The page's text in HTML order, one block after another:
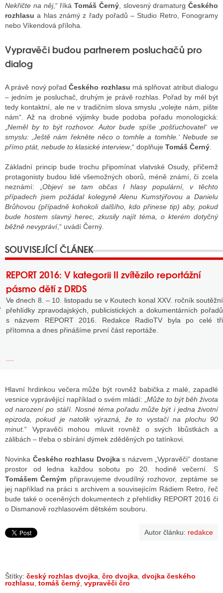
RÁDIA
STRÁNKY RÁDIÍ
STRÁNKY TV
TISK
STÁT BLOGEREM
BLOGERA
DISKUTÉRA NA RADIOTV
STARŠÍCH DISKUZÍ
Nekřičte na něj,“ říká Tomáš Černý, slovesný dramaturg Českého
rozhlasu a hlas známý z řady pořadů – Studio Retro, Fonogramy
nebo Víkendová příloha.
Vypravěči budou partnerem posluchačů pro
dialog
A právě nový pořadČeského rozhlasu má splňovat atribut dialogu
– jedním je posluchač, druhým je právě rozhlas. Pořad by měl být
tedy kontaktní, ale ne v tradičním slova smyslu „volejte nám, pište
nám“. Až na drobné výjimky bude podoba pořadu monologická:
Neměl by to být rozhovor. Autor bude spíše ‚pošťuchovatel‘ ve
smyslu: ‚Ještě nám řekněte něco o tomhle a tomhle.‘ Nebude se
přímo ptát, nebude to klasické interview,“ doplňuje Tomáš Černý
Základní princip bude trochu připomínat vlatvské Osudy, přičemž
protagonisty budou lidé všemožných oborů, méně známí, či zcela
neznámí: „ Objeví se tam občas I hlasy populární, v těchto
případech jsem požádal kolegyně Alenu Kumstýřovou a Danielu
Brůhovou (případně kohokoli dalšího, kdo přinese tip) aby, pokud
bude hostem slavný herec, zkusily najít téma, o kterém dotyčný
běžně nevypráví,“ uvádí Černý.
REPORT 2016: V kategorii II zvítězilo reportážní
pásmo dětí z DRDS
Ve dnech 8. – 10. listopadu se v Koutech konal XXV. ročník soutěžní
přehlídky zpravodajských, publicistických a dokumentárních pořadů
s názvem REPORT 2016. Redakce RadioTV byla po celé tři
přítomna a dnes přinášíme první část reportáže.
Hlavní hrdinkou večera může být rovněž babička z malé, zapadlé
vesnice vyprávějící například o svém mládí: „ Může to být běh života
od narození po stáří. Nosné téma pořadu může být i jedna životní
epizoda, pokud je natolik výrazná, že to vystačí na plochu 90
minut.“ Vypravěči mohou mluvit rovněž o svých libůstkách a
zálibách – třeba o sbírání dýmek zděděných po tatínkovi.
Novinka Českého rozhlasu Dvojkas názvem „Vypravěči“ dostane
prostor od ledna každou sobotu po 20. hodině večerní. S
Tomášem Černým připravujeme dvoudílný rozhovor, zeptáme se
jej například na práci s archivem a souvisejícím Rádiem Retro, řeč
bude také o oceněných dokumentech z přehlídky REPORT 2016 či
o Dismanově rozhlasovém dětském souboru.
Autor článku: redakce
Štítky: český rozhlas dvojka čro dvojka dvojka českého
rozhlasu tomáš černý vypravěči čro